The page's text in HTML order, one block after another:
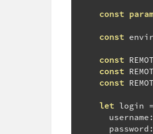
const
const
const
const
const
let login =
      username
:
      password
: